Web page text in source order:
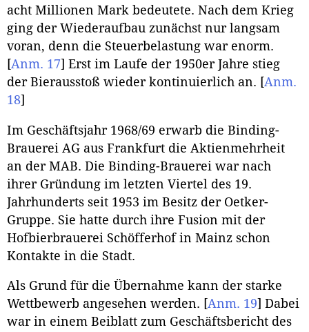
acht Millionen Mark bedeutete. Nach dem Krieg
ging der Wiederaufbau zunächst nur langsam
voran, denn die Steuerbelastung war enorm.
[Anm. 17] Erst im Laufe der 1950er Jahre stieg
der Bierausstoß wieder kontinuierlich an. [Anm.
18]
Im Geschäftsjahr 1968/69 erwarb die Binding-
Brauerei AG aus Frankfurt die Aktienmehrheit
an der MAB. Die Binding-Brauerei war nach
ihrer Gründung im letzten Viertel des 19.
Jahrhunderts seit 1953 im Besitz der Oetker-
Gruppe. Sie hatte durch ihre Fusion mit der
Hofbierbrauerei Schöfferhof in Mainz schon
Kontakte in die Stadt.
Als Grund für die Übernahme kann der starke
Wettbewerb angesehen werden. [Anm. 19] Dabei
war in einem Beiblatt zum Geschäftsbericht des